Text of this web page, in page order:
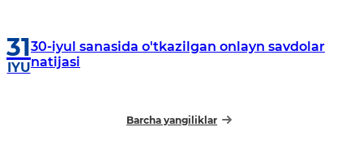
31
IYU
30-iyul sanasida o'tkazilgan onlayn savdolar
natijasi
Barcha yangiliklar